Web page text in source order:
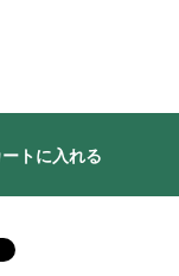
トに入れる